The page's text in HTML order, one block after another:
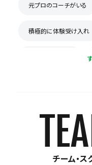
元プロのコーチがいる
積極的に体験受け入れ
チーム・ス